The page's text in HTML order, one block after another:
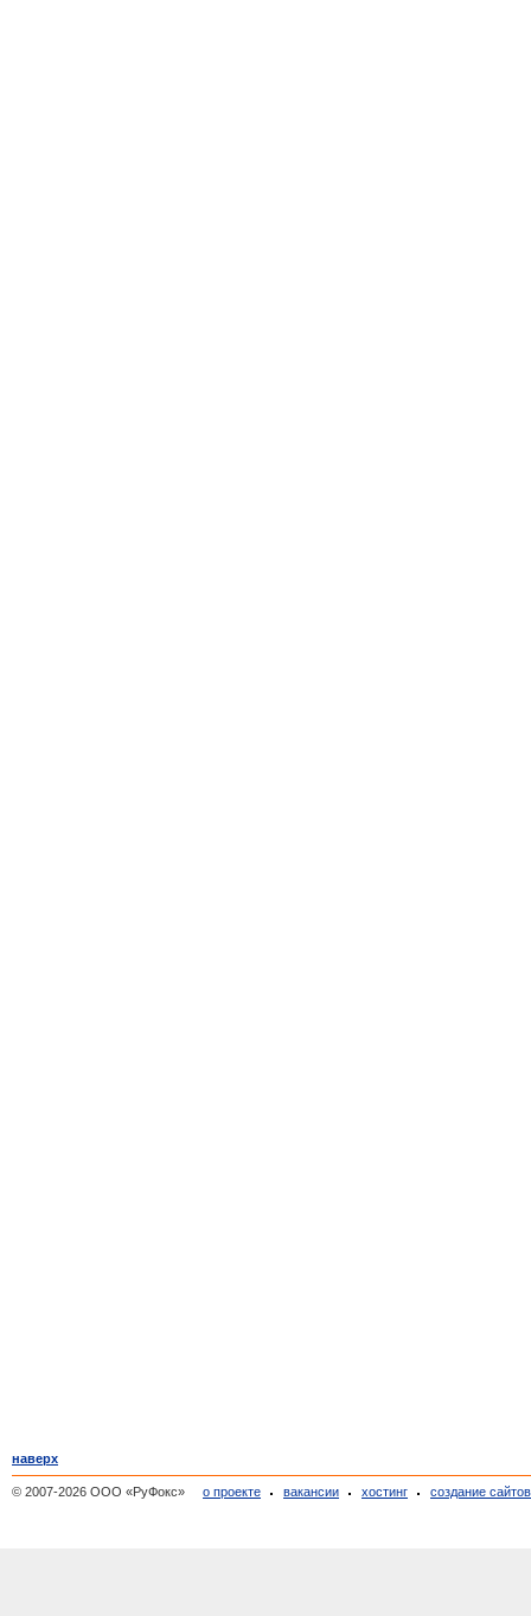
наверх
© 2007-2026 ООО «РуФокс» о проекте вакансии хостинг создание сайтов